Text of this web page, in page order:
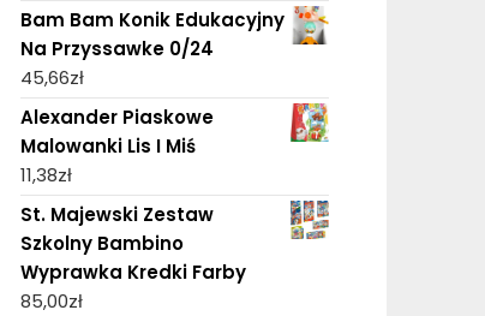
Bam Bam Konik Edukacyjny
Na Przyssawke 0/24
45,66zł
Alexander Piaskowe
Malowanki Lis I Miś
11,38zł
St. Majewski Zestaw
Szkolny Bambino
Wyprawka Kredki Farby
85,00zł